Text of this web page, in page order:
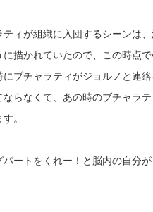
ィが組織に入団するシーンは
に描かれていたので、この時点
ブチャラティがジョルノと連絡
らなくて、 あの時のブチャラ
。
ートをくれー！と脳内の自分